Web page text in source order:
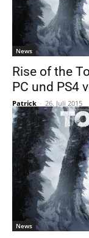
News
Rise of the
PC und PS4
Patrick - 26. Juli 2015
News